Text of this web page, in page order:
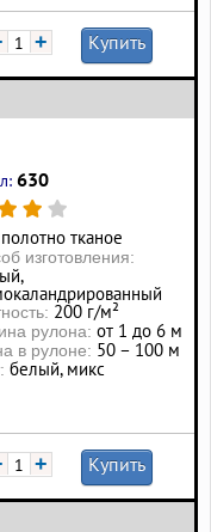
+ Купить
630
полотно тканое
изготовления:
200 г/м²
рулона: от 1 до 6 м
в рулоне: 50 – 100 м
белый, микс
+ Купить